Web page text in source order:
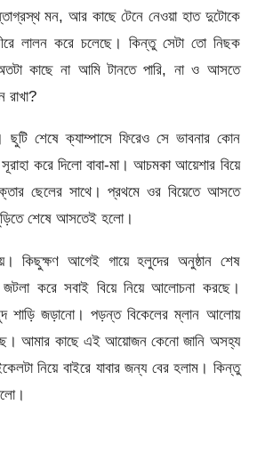
মন, আর কাছে টেনে নেওয়া হাত দুটোকে
লালন করে চলেছে। কিন্তু সেটা তো নিছক
কাছে না আমি টানতে পারি, না ও আসতে
রাখা?
ছুটি শেষে ক্যাম্পাসে ফিরেও সে ভাবনার কোন
করে দিলো বাবা-মা। আচমকা আয়েশার বিয়ে
ছেলের সাথে। প্রথমে ওর বিয়েতে আসতে
শেষে আসতেই হলো।
কিছুক্ষণ আগেই গায়ে হলুদের অনুষ্ঠান শেষ
জটলা করে সবাই বিয়ে নিয়ে আলোচনা করছে।
শাড়ি জড়ানো। পড়ন্ত বিকেলের ম্লান আলোয়
আমার কাছে এই আয়োজন কেনো জানি অসহ্য
নিয়ে বাইরে যাবার জন্য বের হলাম। কিন্তু